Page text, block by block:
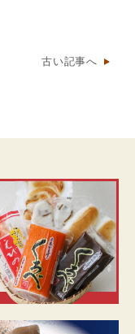
古い記事へ